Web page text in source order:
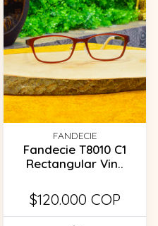
FANDECIE
Fandecie T8010 C1
Rectangular Vin..
$120.000 COP